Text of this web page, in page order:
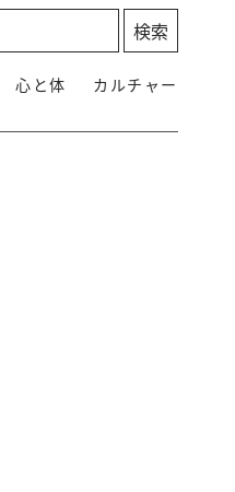
心と体 カルチャー